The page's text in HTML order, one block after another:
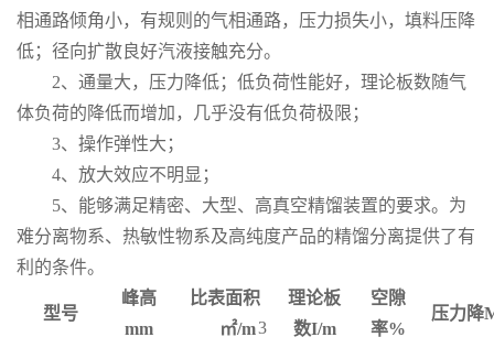
相通路倾角小，有规则的气相通路，压力损失小，填料压降
低；径向扩散良好汽液接触充分。
2、通量大，压力降低；低负荷性能好，理论板数随气
体负荷的降低而增加，几乎没有低负荷极限；
3、操作弹性大；
4、放大效应不明显；
5、能够满足精密、大型、高真空精馏装置的要求。为
难分离物系、热敏性物系及高纯度产品的精馏分离提供了有
利的条件。
型号
峰高
mm
比表面积
㎡/m3
理论板
数I/m
空隙
率%
压力降